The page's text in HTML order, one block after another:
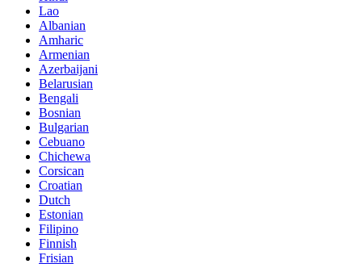
Lao
Albanian
Amharic
Armenian
Azerbaijani
Belarusian
Bengali
Bosnian
Bulgarian
Cebuano
Chichewa
Corsican
Croatian
Dutch
Estonian
Filipino
Finnish
Frisian